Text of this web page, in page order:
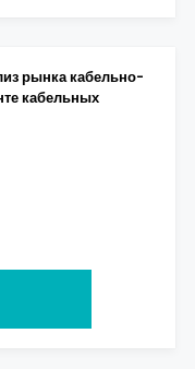
рынка кабельно-
кабельных